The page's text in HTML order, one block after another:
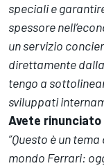
speciali e
spessore
un servizio
direttamente
tengo a
sviluppati
Avete rinunciato
”Questo è un
mondo Ferrari: